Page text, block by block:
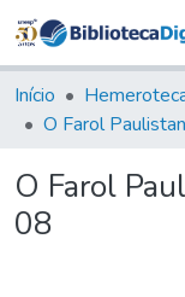
Início
O Farol
O Farol
08